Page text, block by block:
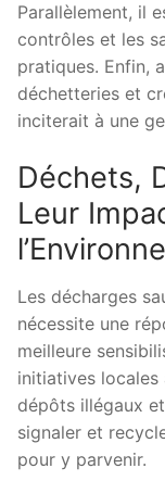
Parallèlement, il
contrôles et les
pratiques. Enfin,
déchetteries et
inciterait à une
Déchets,
Leur
Les décharges
nécessite une
meilleure
initiatives locales
dépôts illégaux
signaler et
pour y parvenir.